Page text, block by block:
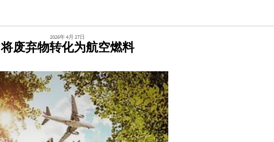
2026年 4月 27日
将废弃物转化为航空燃料